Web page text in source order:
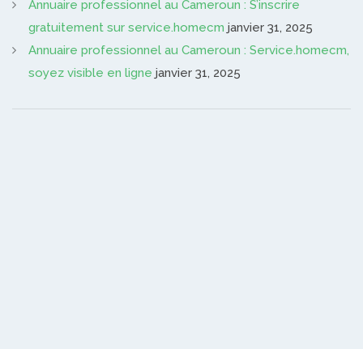
Annuaire professionnel au Cameroun : S’inscrire
gratuitement sur service.homecm janvier 31, 2025
Annuaire professionnel au Cameroun : Service.homecm,
soyez visible en ligne janvier 31, 2025